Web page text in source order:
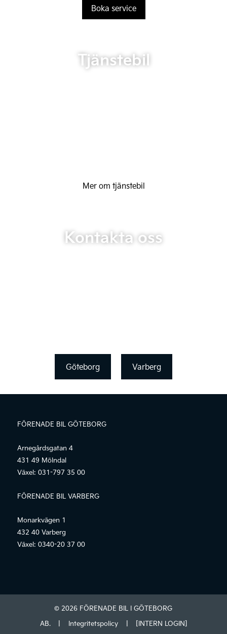
Boka service
Tjänstebil
Mer om tjänstebil
Kontakta oss
Göteborg Varberg
FÖRENADE BIL GÖTEBORG
Arnegårdsgatan 4
431 49 Mölndal
Växel: 031-797 35 00
FÖRENADE BIL VARBERG
Monarkvägen 1
432 40 Varberg
Växel: 0340-20 37 00
© 2026 FÖRENADE BIL I GÖTEBORG
AB.
Integritetspolicy [INTERN LOGIN]